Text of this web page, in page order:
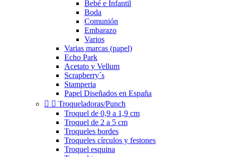
Bebé e Infantil
Boda
Comunión
Embarazo
Varios
Varias marcas (papel)
Echo Park
Acetato y Vellum
Scrapberry´s
Stamperia
Papel Diseñados en España
  Troqueladoras/Punch
Troquel de 0,9 a 1,9 cm
Troquel de 2 a 5 cm
Troqueles bordes
Troqueles círculos y festones
Troquel esquina